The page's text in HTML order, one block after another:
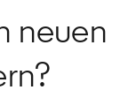
neuen